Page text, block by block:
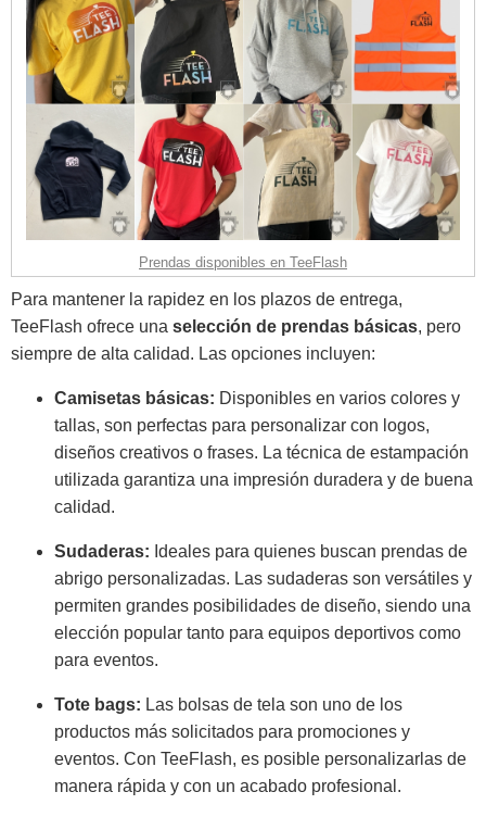
Prendas disponibles en TeeFlash
Para mantener la rapidez en los plazos de entrega,
TeeFlash ofrece una selección de prendas básicas, pero
siempre de alta calidad. Las opciones incluyen:
Camisetas básicas: Disponibles en varios colores y
tallas, son perfectas para personalizar con logos,
diseños creativos o frases. La técnica de estampación
utilizada garantiza una impresión duradera y de buena
calidad.
Sudaderas: Ideales para quienes buscan prendas de
abrigo personalizadas. Las sudaderas son versátiles y
permiten grandes posibilidades de diseño, siendo una
elección popular tanto para equipos deportivos como
para eventos.
Tote bags: Las bolsas de tela son uno de los
productos más solicitados para promociones y
eventos. Con TeeFlash, es posible personalizarlas de
manera rápida y con un acabado profesional.